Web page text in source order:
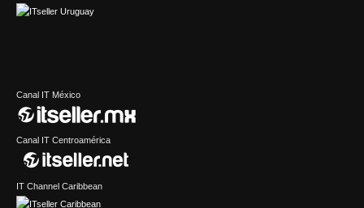
Canal IT México
Canal IT Centroamérica
IT Channel Caribbean